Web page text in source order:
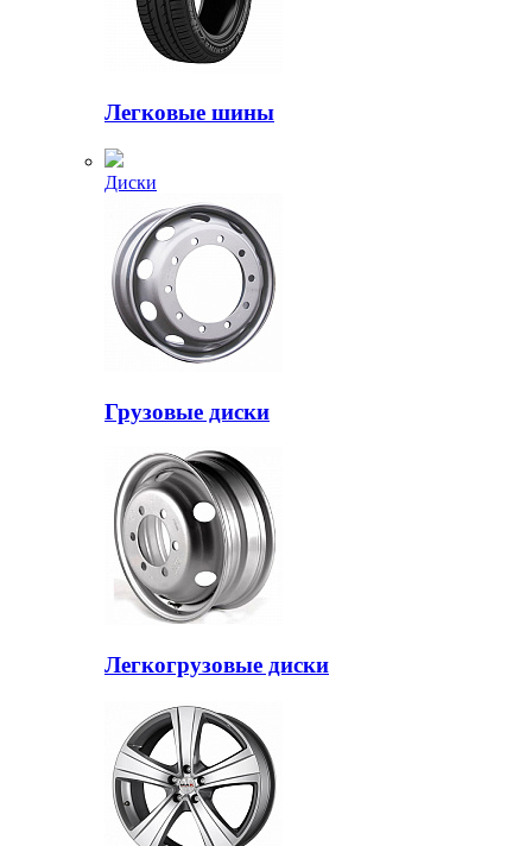
Легковые шины
Диски
Грузовые диски
Легкогрузовые диски